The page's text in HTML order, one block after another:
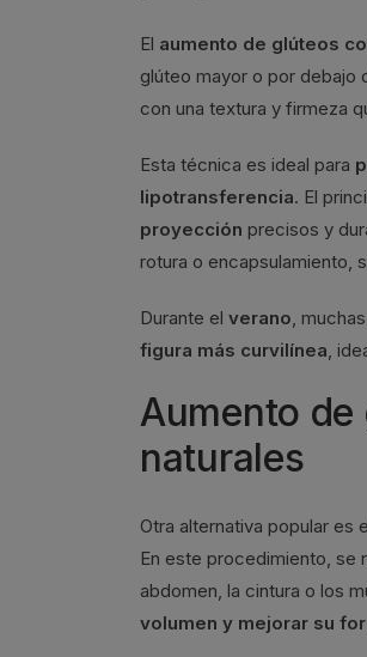
El aumento de glúteos
glúteo mayor o por debajo
con una textura y firmeza
Esta técnica es ideal para
lipotransferencia. El
proyección precisos y
rotura o encapsulamiento,
Durante el verano,
figura más curvilínea,
Aumento
naturales
Otra alternativa popular es
En este procedimiento, se
abdomen, la cintura o los
volumen y mejorar su